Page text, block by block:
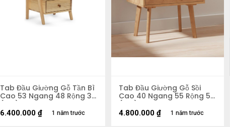
Tab Đầu Giường Gỗ Tần Bì
Cao 53 Ngang 48 Rộng 38
(cm)
1 năm trước
6.400.000 ₫
Tab Đầu Giường Gỗ Sồi
Cao 40 Ngang 55 Rộng 50
(cm)
1 năm trước
4.800.000 ₫